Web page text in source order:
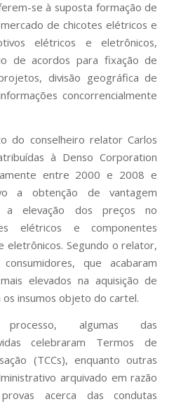
se à suposta formação de
de chicotes elétricos e
elétricos e eletrônicos,
de acordos para fixação de
divisão geográfica de
concorrencialmente
do conselheiro relator Carlos
à Denso Corporation
entre 2000 e 2008 e
a obtenção de vantagem
a elevação dos preços no
elétricos e componentes
eletrônicos. Segundo o relator,
que acabaram
elevados na aquisição de
os insumos objeto do cartel.
algumas das
celebraram Termos de
(TCCs), enquanto outras
arquivado em razão
acerca das condutas